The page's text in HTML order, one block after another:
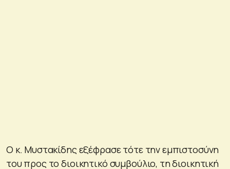
Ο κ. Μυστακίδης εξέφρασε τότε την εμπιστοσύνη
του προς το διοικητικό συμβούλιο, τη διοικητική